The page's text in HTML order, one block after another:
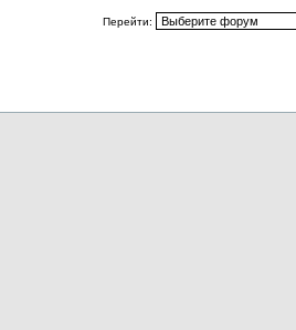
Перейти: